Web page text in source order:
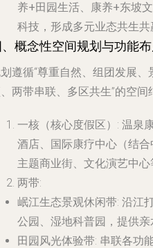
养+田园生活、康养+东坡
科技 ，形成多元业态共生共
概念性空间规划与功能
遵循“尊重自然、组团发展、
两带串联、多区共生”的空间
一核（核心度假区） : 温泉
酒店、国际康疗中心（结
主题商业街、文化演艺中
两带:
岷江生态景观休闲带: 沿江
公园、湿地科普园，提供亲
田园风光体验带: 串联各功